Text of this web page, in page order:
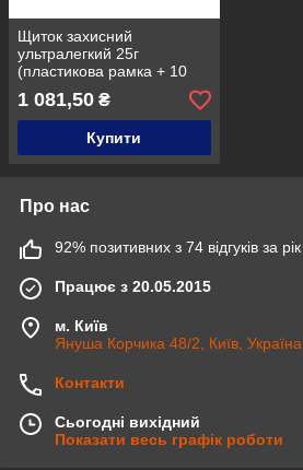
Щиток захисний
ультралегкий 25г
(пластикова рамка + 10
екранів), без запітнівання,
Univet (Юнівет), Італія
1 081,50 ₴
Купити
Про нас
92% позитивних з 74 відгуків за рік
Працює з 20.05.2015
м. Київ
Януша Корчика 48/2, Київ, Україна
Контакти
Сьогодні вихідний
Показати весь графік роботи